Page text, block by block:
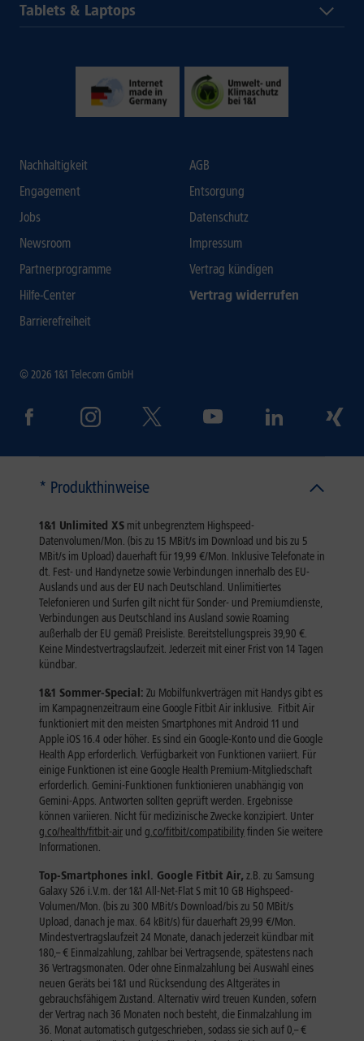
Tablets & Laptops
Nachhaltigkeit
Engagement
Jobs
Newsroom
Partnerprogramme
Hilfe-Center
Barrierefreiheit
AGB
Entsorgung
Datenschutz
Impressum
Vertrag kündigen
Vertrag widerrufen
© 2026 1&1 Telecom GmbH